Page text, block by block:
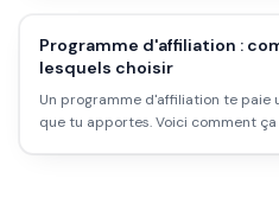
Programme d'affiliation :
lesquels choisir
Un programme d'affiliation te paie
que tu apportes. Voici comment